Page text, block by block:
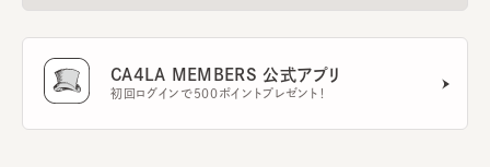
CA4LA MEMBERS 公式アプリ
初回ログインで500ポイントプレゼント！